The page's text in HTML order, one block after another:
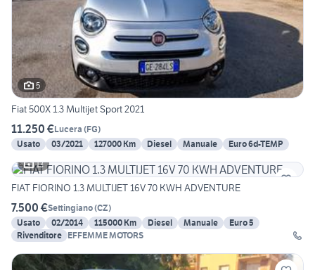
5
Fiat 500X 1.3 Multijet Sport 2021
11.250 €Lucera (FG)
Usato
03/2021 127000 Km Diesel Manuale
Euro 6d-TEMP
13
FIAT FIORINO 1.3 MULTIJET 16V 70 KWH ADVENTURE
7.500 €Settingiano(CZ)
Usato
02/2014 115000 Km Diesel Manuale
Euro 5
Rivenditore EFFEMME MOTORS